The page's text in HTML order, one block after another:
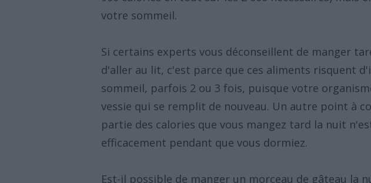
votre sommeil.
Si certains experts vous déconseillent de manger
d'aller au lit, c'est parce que ces aliments risquent
sommeil, parfois 2 ou 3 fois, puisque votre
vessie qui se remplit de nouveau. Un autre point à
partie des calories que vous mangez tard la nuit
efficacement pendant que vous dormiez.
Est-il possible de manger un morceau de gâteau la